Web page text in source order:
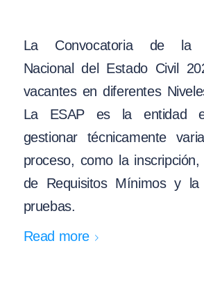
La Convocatoria de la
Nacional del Estado Civil
vacantes en diferentes
La ESAP es la entidad
gestionar técnicamente
proceso, como la inscripción,
de Requisitos Mínimos y la
pruebas.
Read more